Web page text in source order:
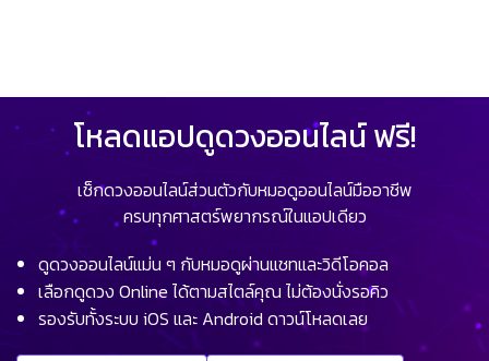
โหลดแอปดูดวงออนไลน์ ฟรี!
เช็กดวงออนไลน์ส่วนตัวกับหมอดูออนไลน์มืออาชีพ
ครบทุกศาสตร์พยากรณ์ในแอปเดียว
ดูดวงออนไลน์แม่น ๆ กับหมอดูผ่านแชทและวิดีโอคอล
เลือกดูดวง Online ได้ตามสไตล์คุณ ไม่ต้องนั่งรอคิว
รองรับทั้งระบบ iOS และ Android ดาวน์โหลดเลย